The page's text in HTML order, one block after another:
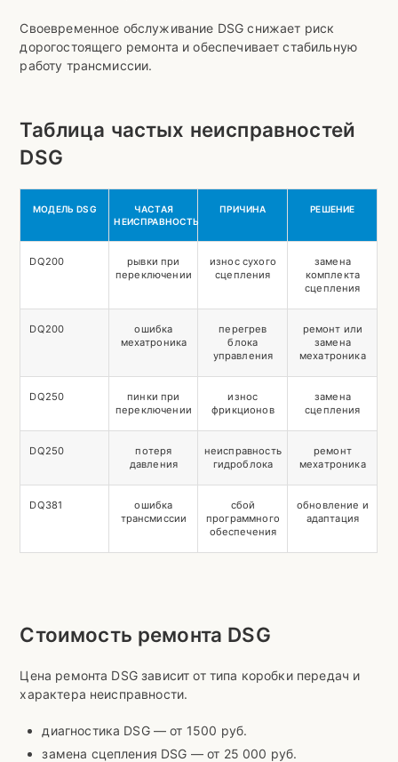
Своевременное обслуживание DSG снижает риск
дорогостоящего ремонта и обеспечивает стабильную
работу трансмиссии.
Таблица частых неисправностей
DSG
МОДЕЛЬ DSG
ЧАСТАЯ
НЕИСПРАВНОСТЬ
ПРИЧИНА РЕШЕНИЕ
DQ200
рывки при
переключении
износ сухого
сцепления
замена
комплекта
сцепления
DQ200
ошибка
мехатроника
перегрев
блока
управления
ремонт или
замена
мехатроника
DQ250
пинки при
переключении
износ
фрикционов
замена
сцепления
DQ250
потеря
давления
неисправность
гидроблока
ремонт
мехатроника
DQ381
ошибка
трансмиссии
сбой
программного
обеспечения
обновление и
адаптация
Стоимость ремонта DSG
Цена ремонта DSG зависит от типа коробки передач и
характера неисправности.
диагностика DSG — от 1500 руб.
замена сцепления DSG — от 25 000 руб.